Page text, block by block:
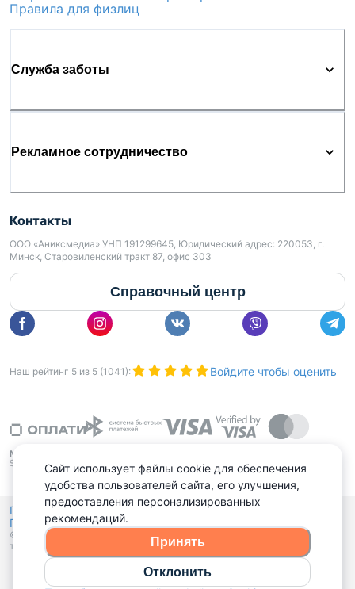
Правила для физлиц
Служба заботы
Рекламное сотрудничество
Контакты
ООО «Аниксмедиа» УНП 191299645, Юридический адрес: 220053, г.
Минск, Старовиленский тракт 87, офис 303
Справочный центр
Наш рейтинг 5 из 5 (1041 ): Войдите чтобы оценить
Политика конфиденциальности,
Политика обработки файлов куки
© 2015 - 2026, Domovita.by. Копирование материалов допускается
только при наличии активной ссылки.
Сайт использует файлы cookie для обеспечения
удобства пользователей сайта, его улучшения,
предоставления персонализированных
рекомендаций.
Принять
Отклонить